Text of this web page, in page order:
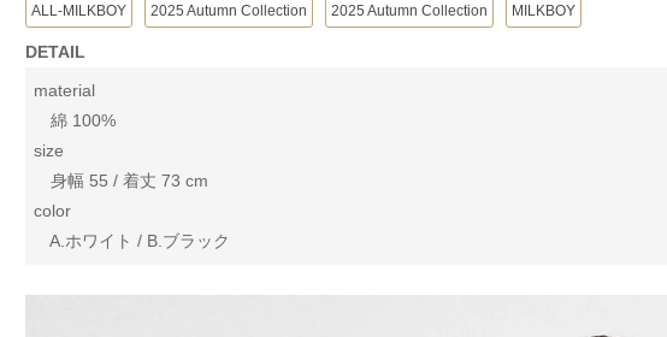
ALL-MILKBOY 2025 Autumn Collection 2025 Autumn Collection MILKBOY
DETAIL
material
綿 100%
size
身幅 55 / 着丈 73 cm
color
A.ホワイト / B.ブラック